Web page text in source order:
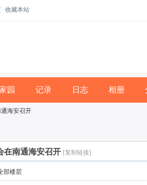
收藏本站
园 记录 日志 相册
海安召开
在南通海安召开 [复制链接]
部楼层